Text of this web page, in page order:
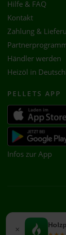
×
Hilfe & FAQ
Kontakt
Zahlung &
Händler werden
Heizöl in
PELLETS APP
Infos zur App